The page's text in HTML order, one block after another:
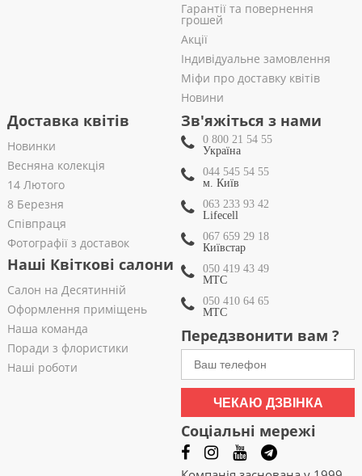
Гарантії та повернення
грошей
Акції
Індивідуальне замовлення
Міфи про доставку квітів
Новини
Доставка квітів
Новинки
Весняна колекція
14 Лютого
8 Березня
Співпраця
Фотографії з доставок
Наші Квіткові салони
Салон на Десятинній
Оформлення приміщень
Наша команда
Поради з флористики
Наші роботи
Зв'яжіться з нами
0 800 21 54 55
Україна
044 545 54 55
м. Київ
063 233 93 42
Lifecell
067 659 29 18
Київстар
050 419 43 49
МТС
050 410 64 65
МТС
Передзвонити вам ?
ЧЕКАЮ ДЗВІНКА
Соціальні мережі